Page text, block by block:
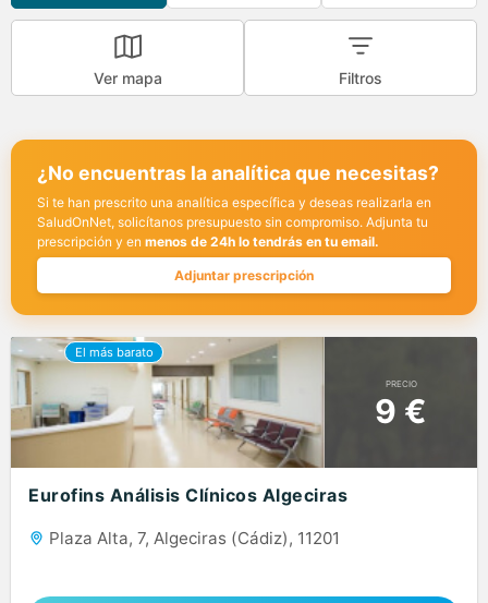
Ver mapa Filtros
¿No encuentras la analítica que necesitas?
Si te han prescrito una analítica específica y deseas realizarla en
SaludOnNet, solicítanos presupuesto sin compromiso. Adjunta tu
prescripción y en menos de 24h lo tendrás en tu email.
Adjuntar prescripción
PRECIO
9 €
Eurofins Análisis Clínicos Algeciras
Plaza Alta, 7, Algeciras (Cádiz), 11201